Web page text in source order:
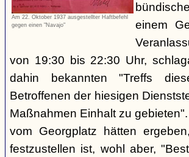
Am 22. Oktober 1937 ausgestellter Haftbefehl
gegen einen "Navajo"
einem
von 19:30 bis 22:30 Uhr,
dahin bekannten "Treffs
Betroffenen der hiesigen
Maßnahmen Einhalt zu
vom Georgplatz hätten
festzustellen ist, wohl aber,